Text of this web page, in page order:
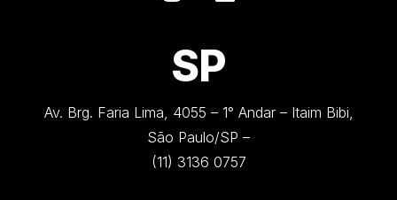
SP
Av. Brg. Faria Lima, 4055 – 1° Andar – Itaim Bibi,
São Paulo/SP –
(11) 3136 0757